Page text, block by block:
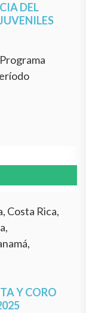
DEL
Costa Rica,
Y CORO